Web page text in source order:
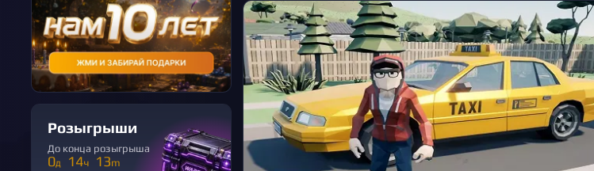
Розыгрыши
До конца розыгрыша
0д 14ч 13m